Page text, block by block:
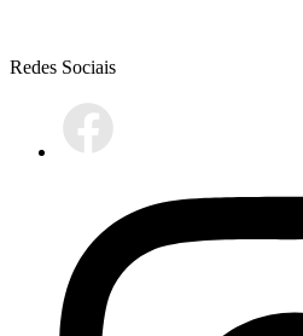
Redes Sociais